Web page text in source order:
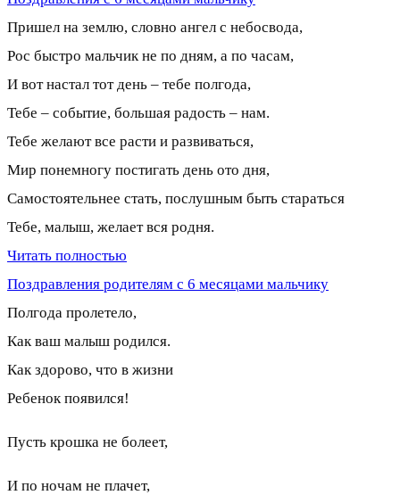
Пришел на землю, словно ангел с небосвода,
Рос быстро мальчик не по дням, а по часам,
И вот настал тот день – тебе полгода,
Тебе – событие, большая радость – нам.
Тебе желают все расти и развиваться,
Мир понемногу постигать день ото дня,
Самостоятельнее стать, послушным быть стараться
Тебе, малыш, желает вся родня.
Читать полностью
Поздравления родителям с 6 месяцами мальчику
Полгода пролетело,
Как ваш малыш родился.
Как здорово, что в жизни
Ребенок появился!
Пусть крошка не болеет,
И по ночам не плачет,